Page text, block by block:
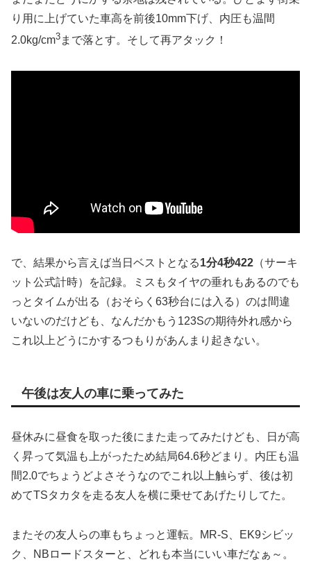
り用に上げていた車高を前後10mm下げ、内圧も温間
2.0kg/cm3 まで落とす。そして再アタック！
で、結果から言えば当日ベストとなる1分4秒422 （サーキ
ット公式計時）を記録。ミスもタイヤの垂れもあるのでも
っとタイムが出る（おそらく63秒台には入る）のは間違
いないのだけども、なんだかもう123Sの期待外れ感から
これ以上どうにかするつもりがあんまり起きない。
午後は友人の車に乗ってみた
昼休みに昼食を取った後にまた走ってみたけども、日が高
く昇って気温も上がったため結局64.6秒どまり。内圧も温
間2.0でちょうどよさそうなのでこれ以上触らず、後は初
めてTSタカタを走る友人を横に乗せてあげたりしてた。
またその友人らの車もちょっと運転。MR-S、EK9シビッ
ク、NBロードスターと、どれも本当にいい車だなぁ～。